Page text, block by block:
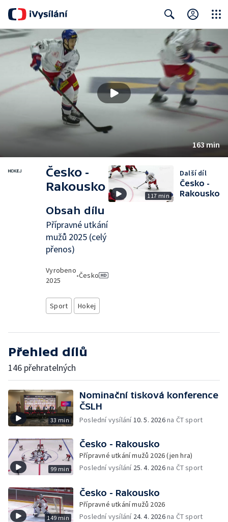
Search
163 min
Česko -
Rakousko
Obsah dílu
Přípravné utkání
mužů 2025 (celý
přenos)
Vyrobeno
2025
•Česko
Sport Hokej
117 min
Další díl
Česko -
Rakousko
Přehled dílů
146 přehratelných
33 min
Nominační tisková konference
ČSLH
Poslední vysílání10. 5. 2026na ČT sport
99 min
Česko - Rakousko
Přípravné utkání mužů 2026 (jen hra)
Poslední vysílání 25. 4. 2026na ČT sport
149 min
Česko - Rakousko
Přípravné utkání mužů 2026
Poslední vysílání 24. 4. 2026na ČT sport